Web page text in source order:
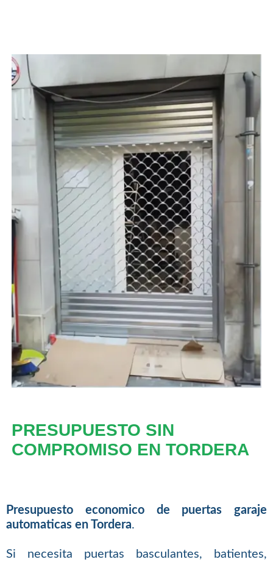
PRESUPUESTO SIN
COMPROMISO EN TORDERA
Presupuesto economico de puertas garaje
automaticas en Tordera.
Si necesita puertas basculantes, batientes,